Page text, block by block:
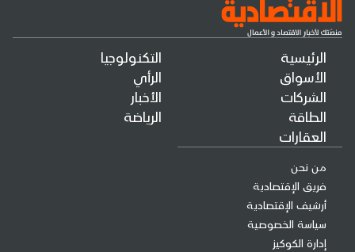
الرئيسية
الأسواق
الشركات
الطاقة
العقارات
التكنولوجيا
الرأي
الأخبار
الرياضة
من نحن
فريق الإقتصادية
أرشيف الإقتصادية
سياسة الخصوصية
إدارة الكوكيز